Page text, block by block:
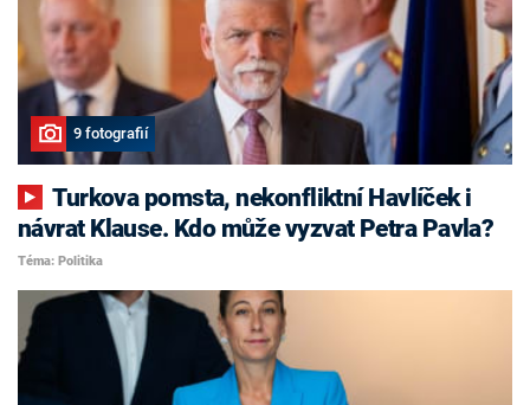
9 fotografií
Turkova pomsta, nekonfliktní Havlíček i
návrat Klause. Kdo může vyzvat Petra Pavla?
Téma: Politika